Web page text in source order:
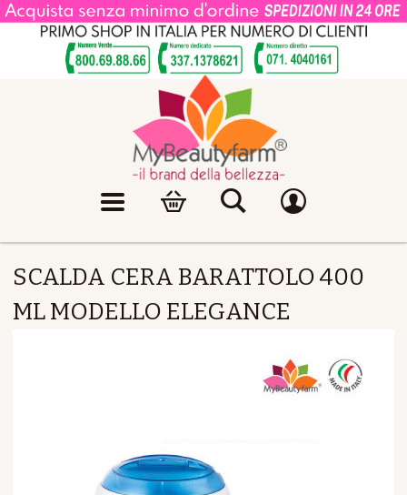
SCALDA CERA BARATTOLO 400
ML MODELLO ELEGANCE